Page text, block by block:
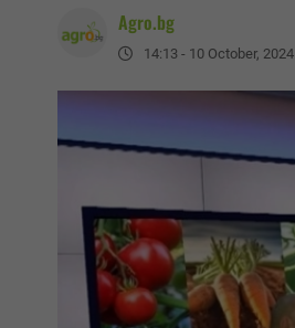
Agro.bg
14:13 - 10 October, 2024